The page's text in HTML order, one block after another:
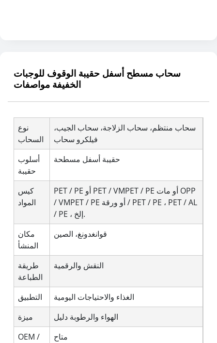
سحاب مسطح أسفل حقيبة الوقوف للوجبات
الخفيفة مواصفات
نوع
السحاب
سحاب منتظم، سحاب الزلاجة، سحاب الجيب،
فيلكرو سحاب
أسلوب
حقيبة
حقيبة أسفل مسطحة
كيس
المواد
PET / PE أو PET / VMPET / PE أو مات OPP
/ VMPET / PE أو ورقة / PET / PE ، PET / AL
/ PE ، إلخ.
مكان
المنشأ
قوانغدونغ، الصين
طريقة
الطباعة
النقش والرقمية
التطبيق
الغذاء والاحتياجات اليومية
ميزة
الهواء والرطوبة دليل
OEM /
متاح